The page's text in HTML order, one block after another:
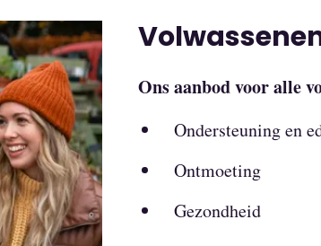
Ons aanbod voor alle
Ondersteuning en
Ontmoeting
Gezondheid